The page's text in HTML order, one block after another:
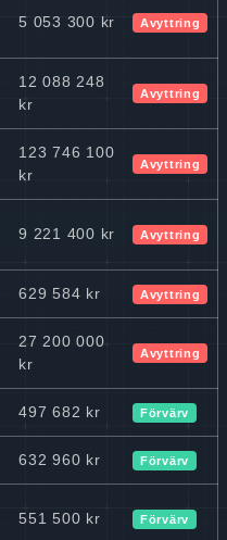
5 053 300 kr Avyttring
12 088 248
kr
Avyttring
123 746 100
kr
Avyttring
9 221 400 kr Avyttring
629 584 kr Avyttring
27 200 000
kr
Avyttring
497 682 kr Förvärv
632 960 kr Förvärv
551 500 kr Förvärv